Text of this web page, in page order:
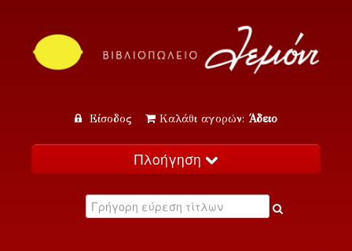
Είσοδος Καλάθι αγορών: Άδειο
Πλοήγηση
Κατάλογος